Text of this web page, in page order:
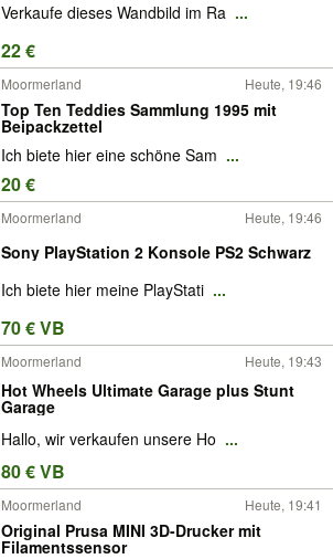
Verkaufe dieses Wandbild im Ra ...
22 €
Moormerland Heute, 19:46
Top Ten Teddies Sammlung 1995 mit
Beipackzettel
Ich biete hier eine schöne Sam ...
20 €
Moormerland Heute, 19:46
Sony PlayStation 2 Konsole PS2 Schwarz
Ich biete hier meine PlayStati ...
70 € VB
Moormerland Heute, 19:43
Hot Wheels Ultimate Garage plus Stunt
Garage
Hallo, wir verkaufen unsere Ho ...
80 € VB
Moormerland Heute, 19:41
Original Prusa MINI 3D-Drucker mit
Filamentssensor